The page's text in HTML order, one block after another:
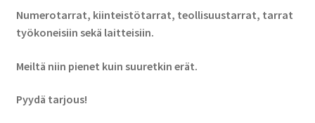
Muovitarrat & tulostetut tarrat
Numerotarrat, kiinteistötarrat, teollisuustarrat, tarrat
työkoneisiin sekä laitteisiin.
Meiltä niin pienet kuin suuretkin erät.
Pyydä tarjous!